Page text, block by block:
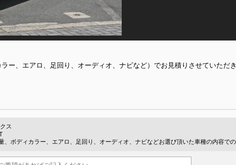
ー、エアロ、足回り、オーディオ、ナビなど）でお見積りさせていただ
ス
、ボディカラー、エアロ、足回り、オーディオ、ナビなどお選び頂いた車種の内容で